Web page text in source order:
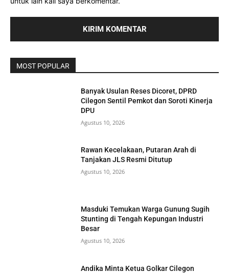
MOST POPULAR
Banyak Usulan Reses Dicoret, DPRD
Cilegon Sentil Pemkot dan Soroti Kinerja
DPU
Agustus 10, 2026
Rawan Kecelakaan, Putaran Arah di
Tanjakan JLS Resmi Ditutup
Agustus 10, 2026
Masduki Temukan Warga Gunung Sugih
Stunting di Tengah Kepungan Industri
Besar
Agustus 10, 2026
Andika Minta Ketua Golkar Cilegon